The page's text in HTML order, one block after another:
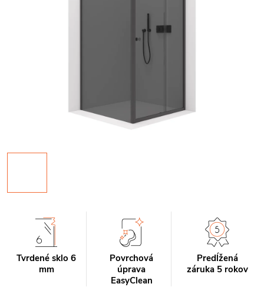
Tvrdené sklo 6
mm
Povrchová
úprava
EasyClean
Predĺžená
záruka 5 rokov